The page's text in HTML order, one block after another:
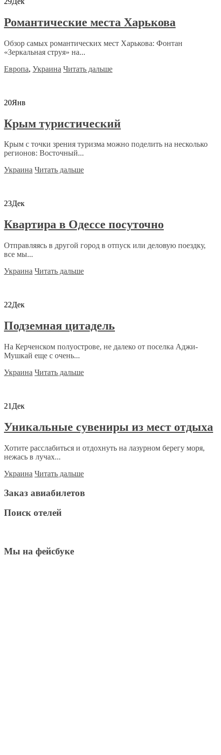
Романтические места Харькова
Обзор самых романтических мест Харькова: Фонтан
«Зеркальная струя» на...
Европа, Украина Читать дальше
20Янв
Крым туристический
Крым с точки зрения туризма можно поделить на несколько
регионов: Восточный...
Украина Читать дальше
23Дек
Квартира в Одессе посуточно
Отправляясь в другой город в отпуск или деловую поездку,
все мы...
Украина Читать дальше
22Дек
Подземная цитадель
На Керченском полуострове, не далеко от поселка Аджи-
Мушкай еще с очень...
Украина Читать дальше
21 Дек
Уникальные сувениры из мест отдыха
Хотите расслабиться и отдохнуть на лазурном берегу моря,
нежась в лучах...
Украина Читать дальше
Заказ авиабилетов
Поиск отелей
Мы на фейсбуке